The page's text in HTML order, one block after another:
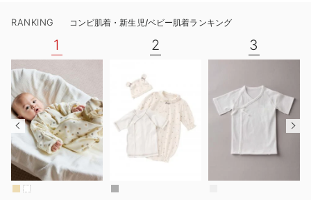
ベビー アウター
ベビー セットアップ
スタイ・よだれかけ（新生児・ベビー）
ベビー帽子（新生児・乳児）
新生児スリーパー・ベビーパジャマ
メモリアルグッズ
授乳・調乳・お食事
哺乳瓶
赤ちゃん 洗剤・洗濯用品・お掃除
赤ちゃん お風呂・ベビースキンケア
おむつ関連グッズ
袴ロンパース特集
Tシャツブラ
ブラトップ
親子セット
快適機能ウェア特集 トップス
快適機能ウェア特集 ボトムス
快適機能ウェア特集 パジャマ
セットアップ派
フォーマル / オケー
定番ギフト
かわいくておもしろ
何枚あっても嬉しい
長く使えるアイテム
お部屋映えアイテム
あったか度◎
RANKING コンビ肌着・新生児/ベビー肌着ランキング
1 2 3